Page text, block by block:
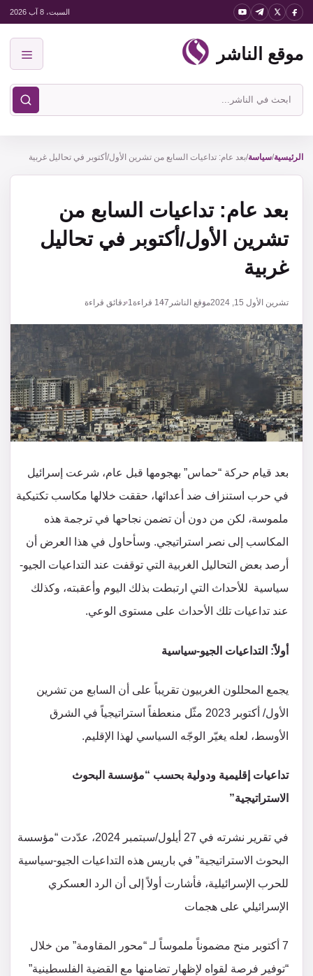
انتقل
المحتوى
السبت، 8 آب 2026
موقع الناشر
ابحث
في
الناشر
الرئيسية/سياسة/بعد عام: تداعيات السابع من تشرين الأول/أكتوبر في تحاليل غربية
بعد عام: تداعيات السابع من
تشرين الأول/أكتوبر في تحاليل
غربية
تشرين الأول 15, 2024 موقع الناشر 147 قراءة1 دقائق قراءة
بعد قيام حركة “حماس” بهجومها قبل عام، شرعت إسرائيل
في حرب استنزاف ضد أعدائها، حققت خلالها مكاسب تكتيكية
ملموسة، لكن من دون أن تضمن نجاحها في ترجمة هذه
المكاسب إلى نصر استراتيجي. وسأحاول في هذا العرض أن
أرصد بعض التحاليل الغربية التي توقفت عند التداعيات الجيو-
سياسية للأحداث التي ارتبطت بذلك اليوم وأعقبته، وكذلك
عند تداعيات تلك الأحداث على مستوى الوعي.
أولاً: التداعيات الجيو-سياسية
يجمع المحللون الغربيون تقريباً على أن السابع من تشرين
الأول/ أكتوبر 2023 مثّل منعطفاً استراتيجياً في الشرق
الأوسط، لعله يغيّر الوجّه السياسي لهذا الإقليم.
تداعيات إقليمية ودولية بحسب “مؤسسة البحوث
الاستراتيجية”
في تقرير نشرته في 27 أيلول/سبتمبر 2024، عدّدت “مؤسسة
البحوث الاستراتيجية” في باريس هذه التداعيات الجيو-سياسية
للحرب الإسرائيلية، فأشارت أولاً إلى أن الرد العسكري
الإسرائيلي على هجمات
7 أكتوبر منح مضموناً ملموساً لـ “محور المقاومة” من خلال
“توفير فرصة لقواه لإظهار تضامنها مع القضية الفلسطينية”